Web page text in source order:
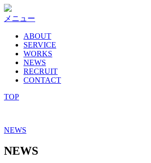
コ
ン
プ
メニュー
ABOUT
SERVICE
WORKS
NEWS
RECRUIT
CONTACT
TOP
NEWS
NEWS